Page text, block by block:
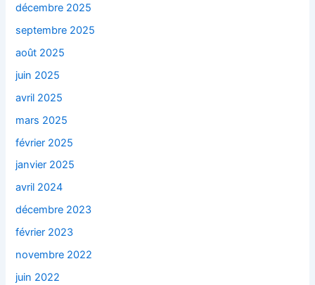
décembre 2025
septembre 2025
août 2025
juin 2025
avril 2025
mars 2025
février 2025
janvier 2025
avril 2024
décembre 2023
février 2023
novembre 2022
juin 2022